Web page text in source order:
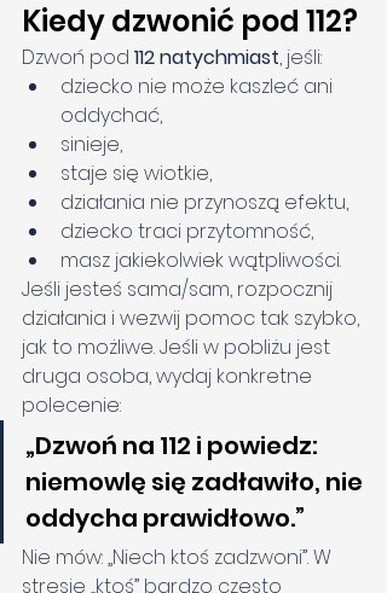
Kiedy dzwonić pod 112?
Dzwoń pod 112 natychmiast, jeśli:
dziecko nie może kaszleć ani
oddychać,
sinieje,
staje się wiotkie,
działania nie przynoszą efektu,
dziecko traci przytomność,
masz jakiekolwiek wątpliwości.
Jeśli jesteś sama/sam, rozpocznij
działania i wezwij pomoc tak szybko,
jak to możliwe. Jeśli w pobliżu jest
druga osoba, wydaj konkretne
polecenie:
„Dzwoń na 112 i powiedz:
niemowlę się zadławiło, nie
oddycha prawidłowo.”
Nie mów: „Niech ktoś zadzwoni”. W
stresie „ktoś” bardzo często